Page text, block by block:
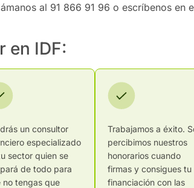
al 91 866 91 96 o escríbenos en
en IDF:
un consultor
especializado
sector quien se
de todo para
no tengas que
Trabajamos a éxito.
percibimos nuestros
honorarios cuando
firmas y consigues tu
financiación con las